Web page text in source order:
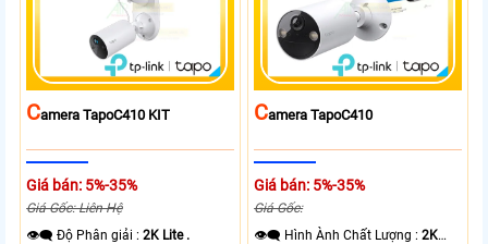
CAmera TapoC410 KIT
Giá bán: 5%-35%
Giá Gốc: Liên Hệ
👁️‍🗨 Độ Phân giải :2K Lite .
CAmera TapoC410
Giá bán: 5%-35%
Giá Gốc:
👁️‍🗨 Hình Ành Chất Lượng :2K